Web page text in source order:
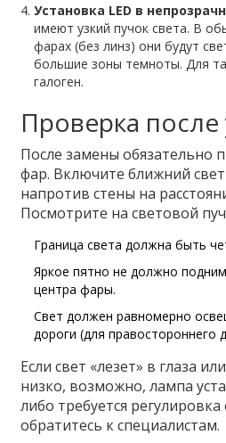
Установка LED в
имеют узкий пучок света. В
фарах (без линз) они будут
большие зоны темноты. Для
галоген.
Проверка после
После замены обязательно
фар. Включите ближний
напротив стены на
Посмотрите на световой
Граница света должна быть
Яркое пятно не должно
центра фары.
Свет должен равномерно
дороги (для правостороннего
Если свет «лезет» в глаза
низко, возможно, лампа
либо требуется
обратитесь к специалистам.